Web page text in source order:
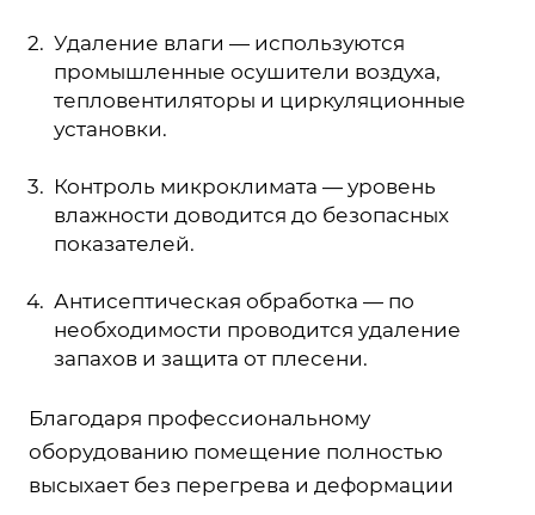
Удаление влаги — используются
промышленные осушители воздуха,
тепловентиляторы и циркуляционные
установки.
Контроль микроклимата — уровень
влажности доводится до безопасных
показателей.
Антисептическая обработка — по
необходимости проводится удаление
запахов и защита от плесени.
Благодаря профессиональному
оборудованию помещение полностью
высыхает без перегрева и деформации